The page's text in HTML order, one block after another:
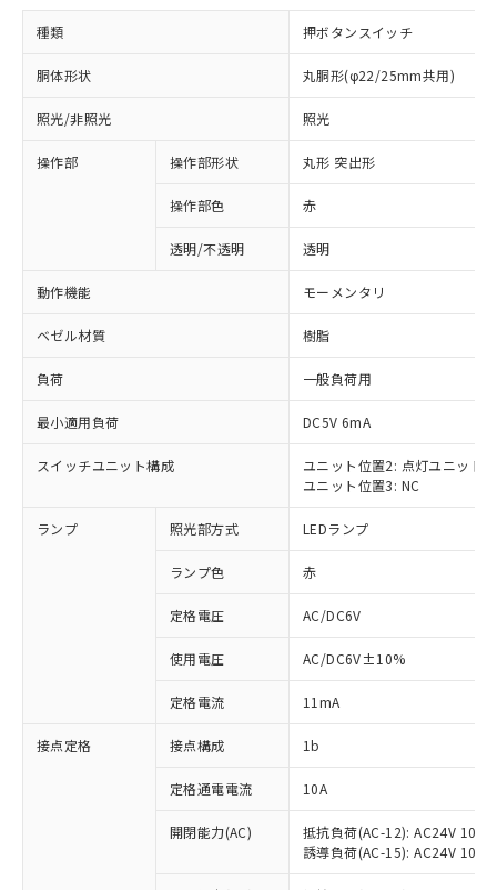
種類 押ボタンスイッチ
胴体形状 丸胴形(φ22/25mm共用)
照光/非照光 照光
操作部 操作部形状 丸形 突出形
操作部色 赤
透明/不透明 透明
動作機能 モーメンタリ
ベゼル材質 樹脂
負荷 一般負荷用
最小適用負荷 DC5V 6mA
スイッチユニット構成
ユニット位置2: 点灯ユニット
ユニット位置3: NC
ランプ 照光部方式 LEDランプ
ランプ色 赤
定格電圧 AC/DC6V
使用電圧 AC/DC6V±10%
定格電流 11mA
接点定格 接点構成 1b
定格通電電流 10A
開閉能力(AC)
抵抗負荷(AC-12): AC24V 10A/
誘導負荷(AC-15): AC24V
以下の条件をお読みいただき、同意のうえ
本サービスは、当社制御機器事業取扱
商品の当社在庫状況および標準価格
(税抜)を提供させていただくもので
当社制御機器事業取扱商品の中には、
本サービスの対象外となる商品もある
非含有に対応した製品が提供可能な商品で
対応予定：EU RoHS指令（10物質）の非含
有に対応した製品に切り替える予定のある
対応予定なし：EU RoHS指令（10物質）の
非含有に非対応の商品で、対応品を出す予
調査・確認中：EU RoHS指令（10物質）の
非含有の対応状況を調査中または確認中の
非該当品：ライセンス料など無形物で、有
害物質有無と関係のない商品です。
仕入先様の事情により、非含有部品として
「○」：最大均質材料含有率が中国RoHSの
基準値以下であることを示します。
「×」：最大均質材料含有率が中国RoHSの